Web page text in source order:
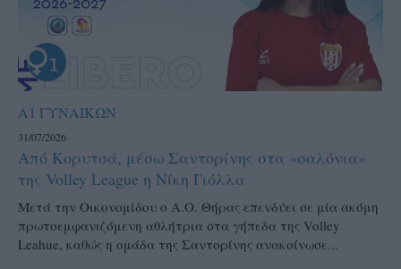
Α1 ΓΥΝΑΙΚΩΝ
31/07/2026
Από Κορυτσά, μέσω Σαντορίνης στα «σαλόνια»
της Volley League η Νίκη Γιόλλα
Μετά την Οικονομίδου ο Α.Ο. Θήρας επενδύει σε μία ακόμη
πρωτοεμφανιζόμενη αθλήτρια στα γήπεδα της Volley
Leahue, καθώς η ομάδα της Σαντορίνης ανακοίνωσε...